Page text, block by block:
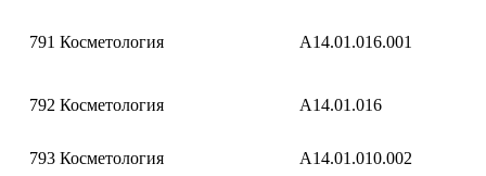
791 Косметология A14.01.016.001
792 Косметология A14.01.016
793 Косметология A14.01.010.002